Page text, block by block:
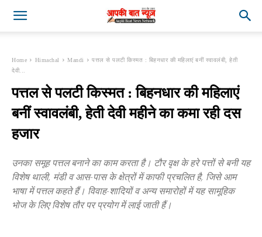
Home Himachal Mandi
पत्तल से पलटी किस्मत : बिहनधार की महिलाएं बनीं स्वावलंबी, हेती
देवी...
पत्तल से पलटी किस्मत : बिहनधार की महिलाएं
बनीं स्वावलंबी, हेती देवी महीने का कमा रही दस
हजार
उनका समूह पत्तल बनाने का काम करता है। टौर वृक्ष के हरे पत्तों से बनी यह
विशेष थाली, मंडी व आस-पास के क्षेत्रों में काफी प्रचलित है, जिसे आम
भाषा में पत्तल कहते हैं। विवाह-शादियों व अन्य समारोहों में यह सामूहिक
भोज के लिए विशेष तौर पर प्रयोग में लाई जाती हैं।